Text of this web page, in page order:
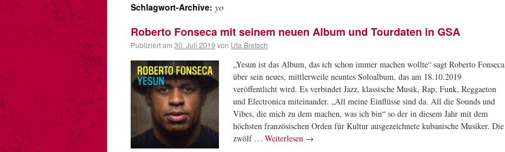
Schlagwort-Archive: yo
Roberto Fonseca mit seinem neuen Album und Tourdaten in GSA
Publiziert am 30. Juli 2019 von Uta Bretsch
„Yesun ist das Album, das ich schon immer machen wollte“ sagt Roberto Fonseca
über sein neues, mittlerweile neuntes Soloalbum, das am 18.10.2019
veröffentlicht wird. Es verbindet Jazz, klassische Musik, Rap, Funk, Reggaeton
und Electronica miteinander. „All meine Einflüsse sind da. All die Sounds und
Vibes, die mich zu dem machen, was ich bin“ so der in diesem Jahr mit dem
höchsten französischen Orden für Kultur ausgezeichnete kubanische Musiker. Die
zwölf … Weiterlesen →